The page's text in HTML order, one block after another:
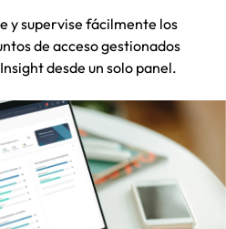
y supervise fácilmente los
de acceso gestionados
desde un solo panel.